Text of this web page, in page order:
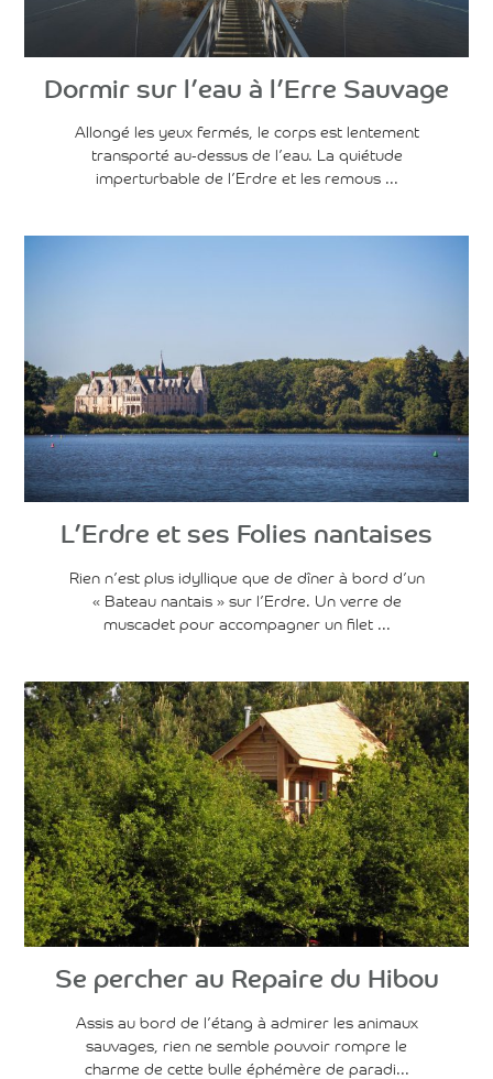
Dormir sur l’eau à l’Erre Sauvage
Allongé les yeux fermés, le corps est lentement
transporté au-dessus de l’eau. La quiétude
imperturbable de l’Erdre et les remous ...
Voir l'article
L’Erdre et ses Folies nantaises
Rien n’est plus idyllique que de dîner à bord d’un
« Bateau nantais » sur l’Erdre. Un verre de
muscadet pour accompagner un filet ...
Voir l'article
Se percher au Repaire du Hibou
Assis au bord de l’étang à admirer les animaux
sauvages, rien ne semble pouvoir rompre le
charme de cette bulle éphémère de paradi...